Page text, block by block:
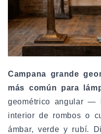
Campana grande
más común para
geométrico angular —
interior de rombos o
ámbar, verde y rubí.